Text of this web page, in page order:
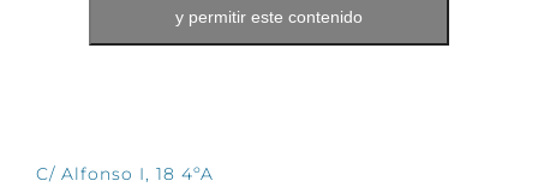
y permitir este contenido
C/ Alfonso I, 18 4ºA